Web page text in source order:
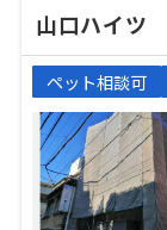
山口ハイツ
ペット相談可